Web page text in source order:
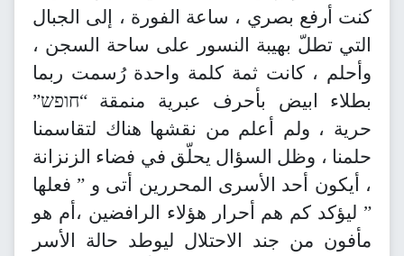
كنت أرفع بصري ، ساعة الفورة ، إلى الجبال
التي تطلّ بهيبة النسور على ساحة السجن ،
وأحلم ، كانت ثمة كلمة واحدة رُسمت ربما
بطلاء ابيض بأحرف عبرية منمقة “חופש”
حرية ، ولم أعلم من نقشها هناك لتقاسمنا
حلمنا ، وظل السؤال يحلّق في فضاء الزنزانة
، أيكون أحد الأسرى المحررين أتى و ” فعلها
” ليؤكد كم هم أحرار هؤلاء الرافضين ،أم هو
مأفون من جند الاحتلال ليوطد حالة الأسر